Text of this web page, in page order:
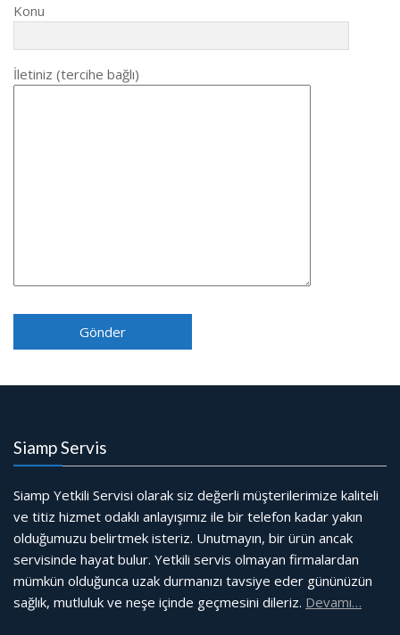
Konu
İletiniz (tercihe bağlı)
Siamp Servis
Siamp Yetkili Servisi olarak siz değerli müşterilerimize kaliteli
ve titiz hizmet odaklı anlayışımız ile bir telefon kadar yakın
olduğumuzu belirtmek isteriz. Unutmayın, bir ürün ancak
servisinde hayat bulur. Yetkili servis olmayan firmalardan
mümkün olduğunca uzak durmanızı tavsiye eder gününüzün
sağlık, mutluluk ve neşe içinde geçmesini dileriz. Devamı…